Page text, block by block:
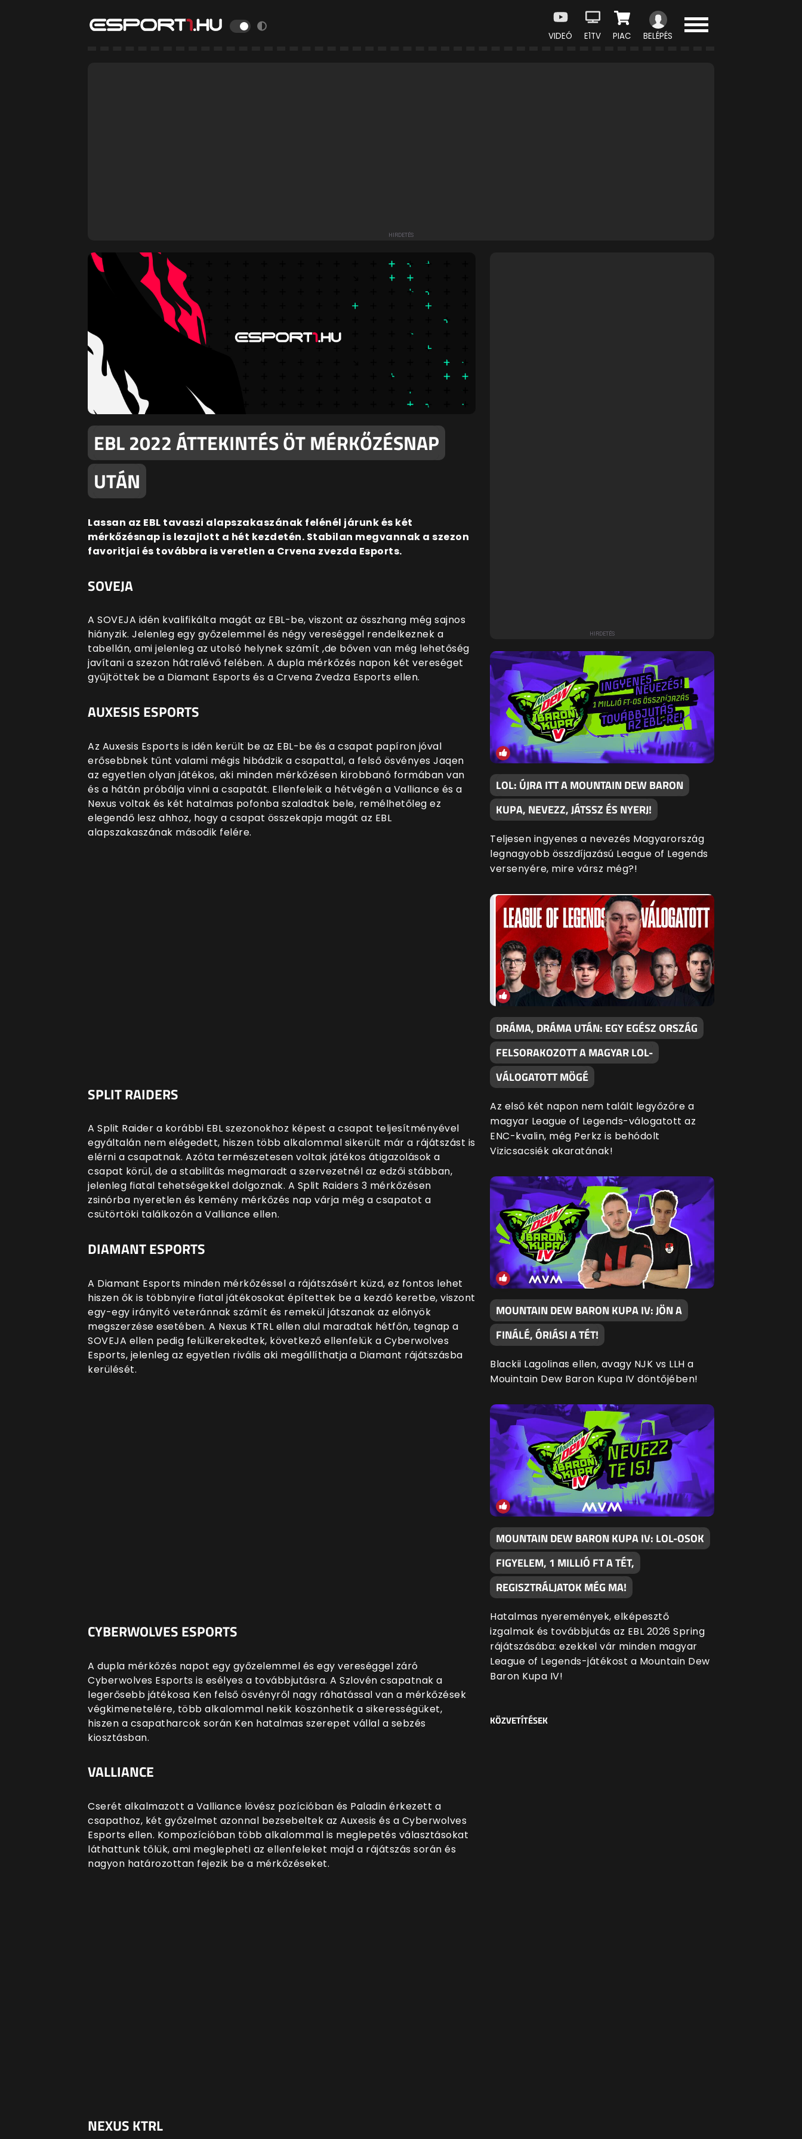
VIDEÓ E1TV PIAC BELÉPÉS
EBL 2022 ÁTTEKINTÉS ÖT MÉRKŐZÉSNAP
UTÁN
Lassan az EBL tavaszi alapszakaszának felénél járunk és két
mérkőzésnap is lezajlott a hét kezdetén. Stabilan megvannak a szezon
favoritjai és továbbra is veretlen a Crvena zvezda Esports.
SOVEJA
A SOVEJA idén kvalifikálta magát az EBL-be, viszont az összhang még sajnos
hiányzik. Jelenleg egy győzelemmel és négy vereséggel rendelkeznek a
tabellán, ami jelenleg az utolsó helynek számít ,de bőven van még lehetőség
javítani a szezon hátralévő felében. A dupla mérkőzés napon két vereséget
gyűjtöttek be a Diamant Esports és a Crvena Zvedza Esports ellen.
AUXESIS ESPORTS
Az Auxesis Esports is idén került be az EBL-be és a csapat papíron jóval
erősebbnek tűnt valami mégis hibádzik a csapattal, a felső ösvényes Jaqen
az egyetlen olyan játékos, aki minden mérkőzésen kirobbanó formában van
és a hátán próbálja vinni a csapatát. Ellenfeleik a hétvégén a Valliance és a
Nexus voltak és két hatalmas pofonba szaladtak bele, remélhetőleg ez
elegendő lesz ahhoz, hogy a csapat összekapja magát az EBL
alapszakaszának második felére.
SPLIT RAIDERS
A Split Raider a korábbi EBL szezonokhoz képest a csapat teljesítményével
egyáltalán nem elégedett, hiszen több alkalommal sikerült már a rájátszást is
elérni a csapatnak. Azóta természetesen voltak játékos átigazolások a
csapat körül, de a stabilitás megmaradt a szervezetnél az edzői stábban,
jelenleg fiatal tehetségekkel dolgoznak. A Split Raiders 3 mérkőzésen
zsinórba nyeretlen és kemény mérkőzés nap várja még a csapatot a
csütörtöki találkozón a Valliance ellen.
DIAMANT ESPORTS
A Diamant Esports minden mérkőzéssel a rájátszásért küzd, ez fontos lehet
hiszen ők is többnyire fiatal játékosokat építettek be a kezdő keretbe, viszont
egy-egy irányitó veteránnak számít és remekül játszanak az előnyök
megszerzése esetében. A Nexus KTRL ellen alul maradtak hétfőn, tegnap a
SOVEJA ellen pedig felülkerekedtek, következő ellenfelük a Cyberwolves
Esports, jelenleg az egyetlen rivális aki megállíthatja a Diamant rájátszásba
kerülését.
CYBERWOLVES ESPORTS
A dupla mérkőzés napot egy győzelemmel és egy vereséggel záró
Cyberwolves Esports is esélyes a továbbjutásra. A Szlovén csapatnak a
legerősebb játékosa Ken felső ösvényről nagy ráhatással van a mérkőzések
végkimenetelére, több alkalommal nekik köszönhetik a sikerességüket,
hiszen a csapatharcok során Ken hatalmas szerepet vállal a sebzés
kiosztásban.
VALLIANCE
Cserét alkalmazott a Valliance lövész pozícióban és Paladin érkezett a
csapathoz, két győzelmet azonnal bezsebeltek az Auxesis és a Cyberwolves
Esports ellen. Kompozícióban több alkalommal is meglepetés választásokat
láthattunk tőlük, ami meglepheti az ellenfeleket majd a rájátszás során és
nagyon határozottan fejezik be a mérkőzéseket.
NEXUS KTRL
LOL: ÚJRA ITT A MOUNTAIN DEW BARON
KUPA, NEVEZZ, JÁTSSZ ÉS NYERJ!
Teljesen ingyenes a nevezés Magyarország
legnagyobb összdíjazású League of Legends
versenyére, mire vársz még?!
DRÁMA, DRÁMA UTÁN: EGY EGÉSZ ORSZÁG
FELSORAKOZOTT A MAGYAR LOL-
VÁLOGATOTT MÖGÉ
Az első két napon nem talált legyőzőre a
magyar League of Legends-válogatott az
ENC-kvalin, még Perkz is behódolt
Vizicsacsiék akaratának!
MOUNTAIN DEW BARON KUPA IV: JÖN A
FINÁLÉ, ÓRIÁSI A TÉT!
Blackii Lagolinas ellen, avagy NJK vs LLH a
Mouintain Dew Baron Kupa IV döntőjében!
MOUNTAIN DEW BARON KUPA IV: LOL-OSOK
FIGYELEM, 1 MILLIÓ FT A TÉT,
REGISZTRÁLJATOK MÉG MA!
Hatalmas nyeremények, elképesztő
izgalmak és továbbjutás az EBL 2026 Spring
rájátszásába: ezekkel vár minden magyar
League of Legends-játékost a Mountain Dew
Baron Kupa IV!
KÖZVETÍTÉSEK